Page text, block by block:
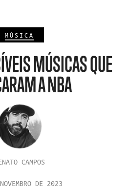
MÚSICA
MÚSICAS QUE
A NBA
CAMPOS
DE 2023